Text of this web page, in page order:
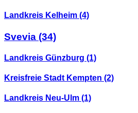
Landkreis Kelheim (4)
Svevia (34)
Landkreis Günzburg (1)
Kreisfreie Stadt Kempten (2)
Landkreis Neu-Ulm (1)